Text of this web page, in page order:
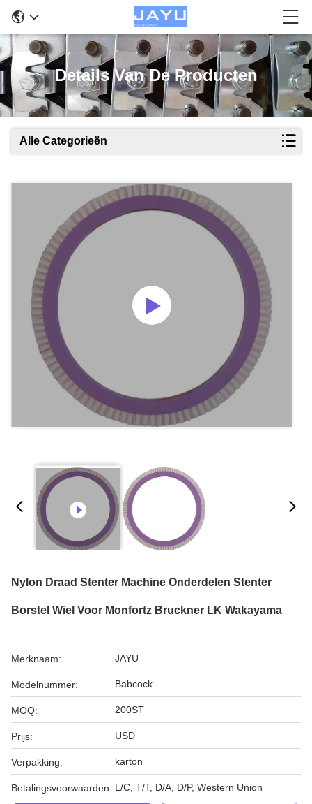
Details Van De Producten
Alle Categorieën
Nylon Draad Stenter Machine Onderdelen Stenter
Borstel Wiel Voor Monfortz Bruckner LK Wakayama
Merknaam: JAYU
Modelnummer: Babcock
MOQ: 200ST
Prijs: USD
Verpakking: karton
Betalingsvoorwaarden: L/C, T/T, D/A, D/P, Western Union